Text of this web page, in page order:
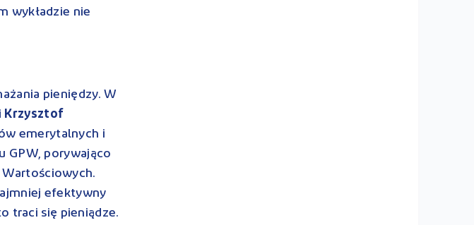
wykładzie nie
pieniędzy. W
i Krzysztof
emerytalnych i
GPW, porywająco
Wartościowych.
efektywny
traci się pieniądze.